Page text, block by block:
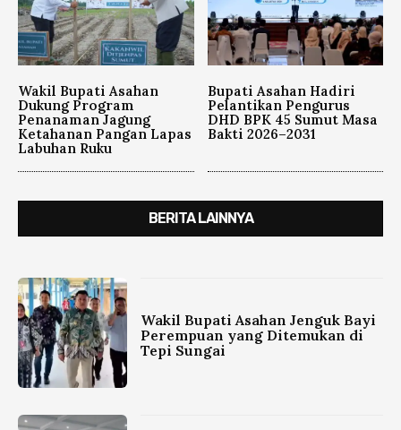
Wakil Bupati Asahan
Dukung Program
Penanaman Jagung
Ketahanan Pangan Lapas
Labuhan Ruku
Bupati Asahan Hadiri
Pelantikan Pengurus
DHD BPK 45 Sumut Masa
Bakti 2026–2031
BERITA LAINNYA
Wakil Bupati Asahan Jenguk Bayi
Perempuan yang Ditemukan di
Tepi Sungai